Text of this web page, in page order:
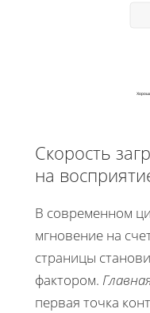
Скорость
на
В современном
мгновение на
страницы
фактором.
первая точка